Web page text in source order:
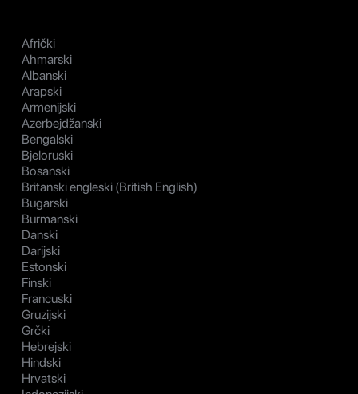
Afrički
Ahmarski
Albanski
Arapski
Armenijski
Azerbejdžanski
Bengalski
Bjeloruski
Bosanski
Britanski engleski (British English)
Bugarski
Burmanski
Danski
Darijski
Estonski
Finski
Francuski
Gruzijski
Grčki
Hebrejski
Hindski
Hrvatski